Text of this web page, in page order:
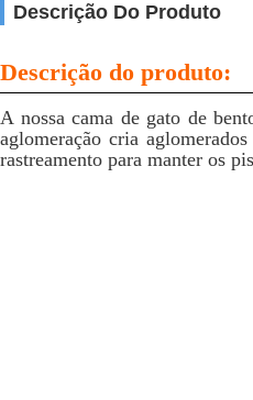
Descrição Do Produto
Descrição do produto:
A nossa cama de gato de
aglomeração cria
rastreamento para manter os